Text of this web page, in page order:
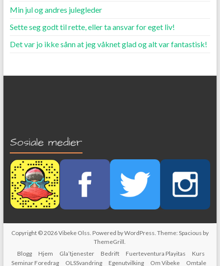
Min jul og andres julegleder
Sette seg godt til rette, eller ta ansvar for eget liv!
Det var jo ikke sånn at jeg våknet glad og alt var fantastisk!
Sosiale medier
Copyright © 2026Vibeke Olss . Powered byWordPress . Theme: Spacious by
ThemeGrill
Blogg
Hjem Gla’tjenester Bedrift Fuerteventura Playitas
Kurs
Seminar Foredrag
OLSSvandring Egenutvilking Om Vibeke Omtale